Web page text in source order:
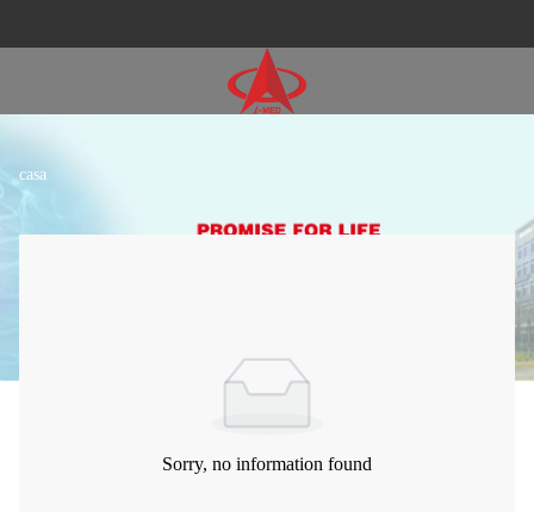
casa
Sorry, no information found